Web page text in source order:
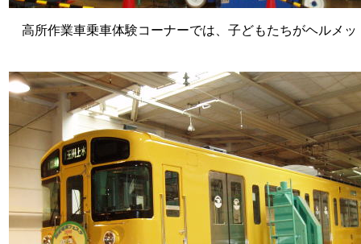
高所作業車乗車体験コーナーでは、子どもたちがヘルメ